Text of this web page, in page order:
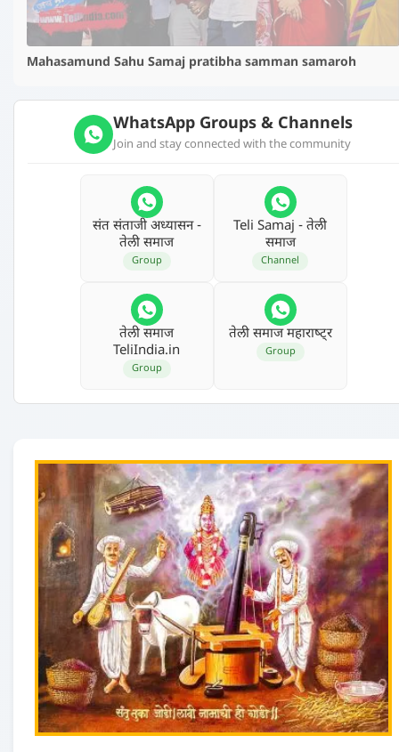
Mahasamund Sahu Samaj pratibha samman samaroh
WhatsApp Groups & Channels
Join and stay connected with the community
संत संताजी अध्‍यासन -
तेली समाज
Group
Teli Samaj - तेली
समाज
Channel
तेली समाज
TeliIndia.in
Group
तेली समाज महाराष्‍ट्र
Group